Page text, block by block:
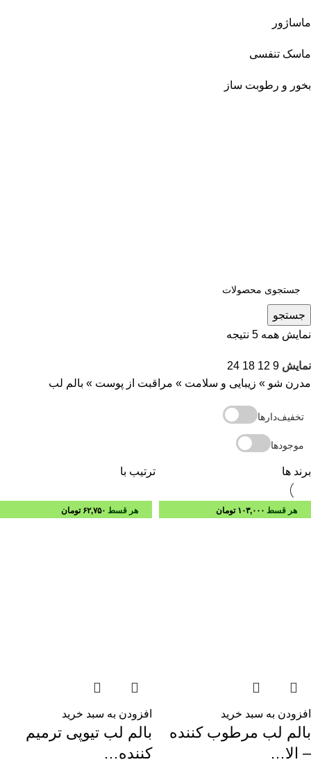
ماساژور
ماسک تنفسی
بخور و رطوبت ساز
جستجو
نمایش همه 5 نتیجه
نمایش 9
12
18
24
مدرن شو » زیبایی و سلامت » مراقبت از پوست » بالم لب
تخفیف‌دارها
موجودها
برند ها ترتیب با
هر قسط ۱۰۳,۰۰۰ تومان
افزودن به سبد خرید
بالم لب مرطوب کننده
– الا…
هر قسط ۶۲,۷۵۰ تومان
افزودن به سبد خرید
بالم لب تیوپی ترمیم
کننده…